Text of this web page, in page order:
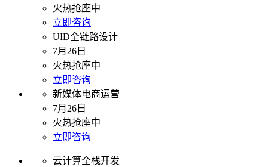
火热抢座中
立即咨询
UID全链路设计
7月26日
火热抢座中
立即咨询
新媒体电商运营
7月26日
火热抢座中
立即咨询
云计算全栈开发